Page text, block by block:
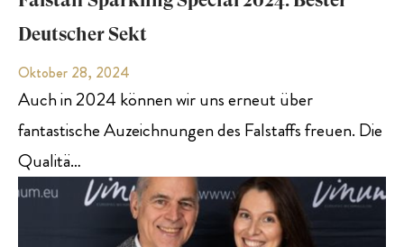
Deutscher Sekt
Oktober 28, 2024
Auch in 2024 können wir uns erneut über
fantastische Auzeichnungen des Falstaffs freuen. Die
Qualitä…